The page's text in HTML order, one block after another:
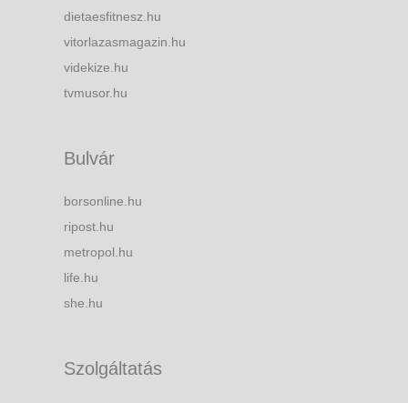
dietaesfitnesz.hu
vitorlazasmagazin.hu
videkize.hu
tvmusor.hu
Bulvár
borsonline.hu
ripost.hu
metropol.hu
life.hu
she.hu
Szolgáltatás